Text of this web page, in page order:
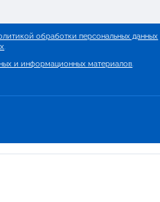
обработки персональных данных
.
и информационных материалов.